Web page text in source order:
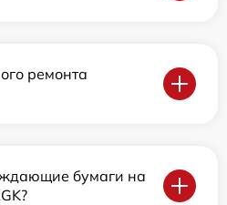
ремонта
бумаги на